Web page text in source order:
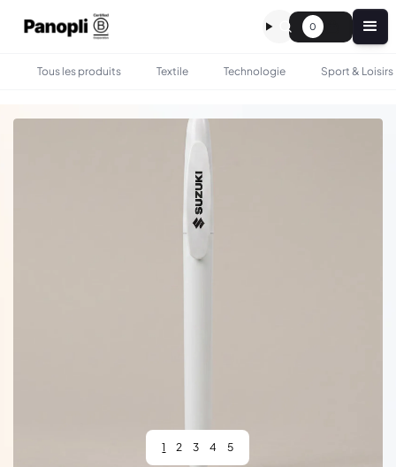
0
Tous les produits Textile Technologie Sport & Loisirs
1 2 3 4 5